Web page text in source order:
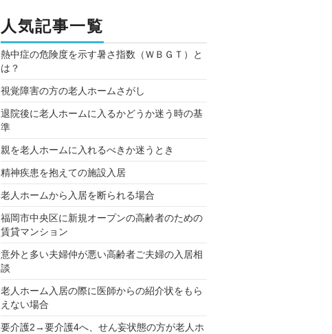
人気記事一覧
熱中症の危険度を示す暑さ指数（ＷＢＧＴ）と
は？
視覚障害の方の老人ホームさがし
退院後に老人ホームに入るかどうか迷う時の基
準
親を老人ホームに入れるべきか迷うとき
精神疾患を抱えての施設入居
老人ホームから入居を断られる場合
福岡市中央区に新規オープンの高齢者のための
賃貸マンション
意外と多い夫婦仲が悪い高齢者ご夫婦の入居相
談
老人ホーム入居の際に医師からの紹介状をもら
えない場合
要介護2→要介護4へ、せん妄状態の方が老人ホ